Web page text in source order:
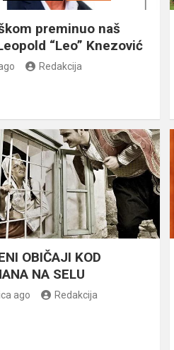
preminuo naš
“Leo” Knezović
Redakcija
OBIČAJI KOD
NA SELU
ago Redakcija